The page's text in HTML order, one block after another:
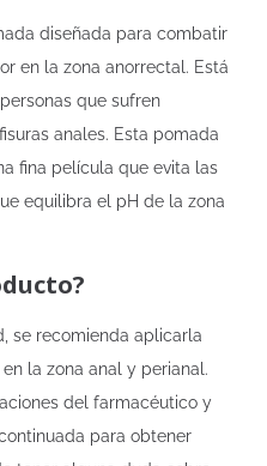
diseñada para combatir
en la zona anorrectal. Está
que sufren
anales. Esta pomada
fina película que evita las
equilibra el pH de la zona
se recomienda aplicarla
la zona anal y perianal.
del farmacéutico y
para obtener